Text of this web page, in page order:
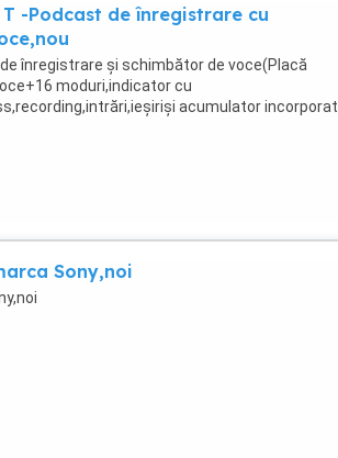
T -Podcast de înregistrare cu
înregistrare și schimbător de voce(Placă
moduri,indicator cu
acumulator incorporat
Sony,noi